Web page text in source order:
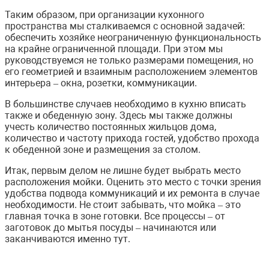
Таким образом, при организации кухонного
пространства мы сталкиваемся с основной задачей:
обеспечить хозяйке неограниченную функциональность
на крайне ограниченной площади. При этом мы
руководствуемся не только размерами помещения, но
его геометрией и взаимным расположением элементов
интерьера – окна, розетки, коммуникации.
В большинстве случаев необходимо в кухню вписать
также и обеденную зону. Здесь мы также должны
учесть количество постоянных жильцов дома,
количество и частоту прихода гостей, удобство прохода
к обеденной зоне и размещения за столом.
Итак, первым делом не лишне будет выбрать место
расположения мойки. Оценить это место с точки зрения
удобства подвода коммуникаций и их ремонта в случае
необходимости. Не стоит забывать, что мойка – это
главная точка в зоне готовки. Все процессы – от
заготовок до мытья посуды – начинаются или
заканчиваются именно тут.